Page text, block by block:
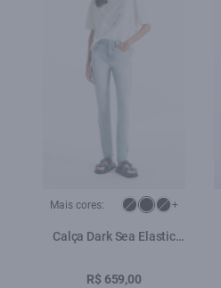
Mais cores: +
Calça Dark Sea Elastic
Used
R$ 659,00